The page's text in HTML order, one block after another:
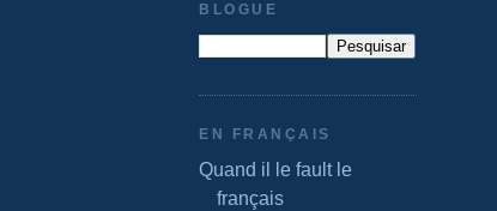
BLOGUE
EN FRANÇAIS
Quand il le fault le
français